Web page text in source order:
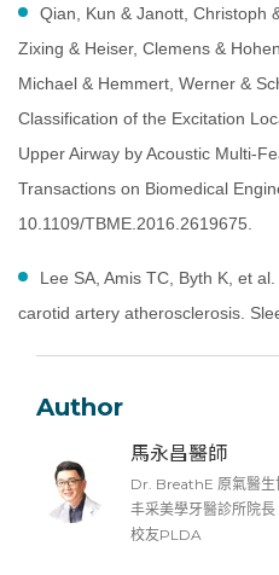
Qian, Kun & Janott, Christoph
Zixing & Heiser, Clemens &
Michael & Hemmert, Werner &
Classification of the Excitation
Upper Airway by Acoustic Multi-
Transactions on Biomedical
10.1109/TBME.2016.2619675.
Lee SA, Amis TC, Byth K, et
carotid artery atherosclerosis.
Author
馬永昌醫師
Dr. BreathE 原氣醫生
丰采美學牙醫診所院
校友PLDA